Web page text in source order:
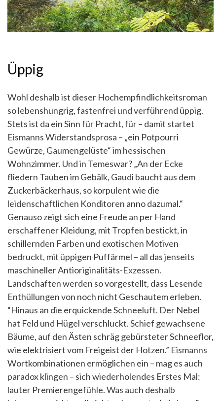
Üppig
Wohl deshalb ist dieser Hochempfindlichkeitsroman
so lebenshungrig, fastenfrei und verführend üppig.
Stets ist da ein Sinn für Pracht, für – damit startet
Eismanns Widerstandsprosa – „ein Potpourri
Gewürze, Gaumengelüste“ im hessischen
Wohnzimmer. Und in Temeswar? „An der Ecke
fliedern Tauben im Gebälk, Gaudi baucht aus dem
Zuckerbäckerhaus, so korpulent wie die
leidenschaftlichen Konditoren anno dazumal.“
Genauso zeigt sich eine Freude an per Hand
erschaffener Kleidung, mit Tropfen bestickt, in
schillernden Farben und exotischen Motiven
bedruckt, mit üppigen Puffärmel – all das jenseits
maschineller Antioriginalitäts-Exzessen.
Landschaften werden so vorgestellt, dass Lesende
Enthüllungen von noch nicht Geschautem erleben.
“Hinaus an die erquickende Schneeluft. Der Nebel
hat Feld und Hügel verschluckt. Schief gewachsene
Bäume, auf den Ästen schräg gebürsteter Schneeflor,
wie elektrisiert vom Freigeist der Hotzen.” Eismanns
Wortkombinationen ermöglichen ein – mag es auch
paradox klingen – sich wiederholendes Erstes Mal:
lauter Premierengefühle. Was auch deshalb